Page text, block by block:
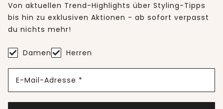
Von aktuellen Trend-Highlights über Styling-Tipps
bis hin zu exklusiven Aktionen - ab sofort verpasst
du nichts mehr!
Damen Herren
E-Mail-Adresse *